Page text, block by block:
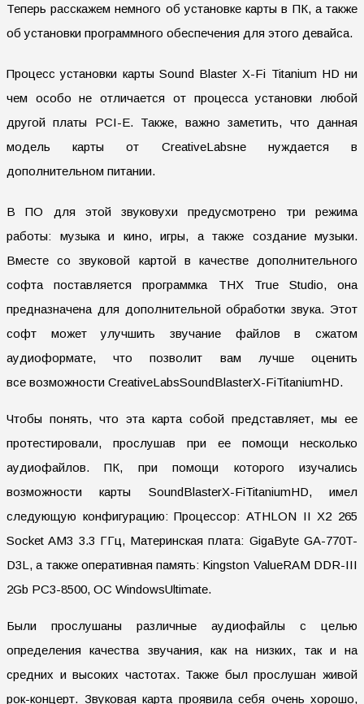
Теперь расскажем немного об установке карты в ПК, а также
об установки программного обеспечения для этого девайса.
Процесс установки карты Sound Blaster X-Fi Titanium HD ни
чем особо не отличается от процесса установки любой
другой платы PCI-E. Также, важно заметить, что данная
модель карты от CreativeLabsне нуждается в
дополнительном питании.
В ПО для этой звуковухи предусмотрено три режима
работы: музыка и кино, игры, а также создание музыки.
Вместе со звуковой картой в качестве дополнительного
софта поставляется программка THX True Studio, она
предназначена для дополнительной обработки звука. Этот
софт может улучшить звучание файлов в сжатом
аудиоформате, что позволит вам лучше оценить
все возможности CreativeLabsSoundBlasterX-FiTitaniumHD.
Чтобы понять, что эта карта собой представляет, мы ее
протестировали, прослушав при ее помощи несколько
аудиофайлов. ПК, при помощи которого изучались
возможности карты SoundBlasterX-FiTitaniumHD, имел
следующую конфигурацию: Процессор: ATHLON II X2 265
Socket AM3 3.3 ГГц, Материнская плата: GigaByte GA-770T-
D3L, а также оперативная память: Kingston ValueRAM DDR-III
2Gb PC3-8500, ОС WindowsUltimate.
Были прослушаны различные аудиофайлы с целью
определения качества звучания, как на низких, так и на
средних и высоких частотах. Также был прослушан живой
рок-концерт. Звуковая карта проявила себя очень хорошо,